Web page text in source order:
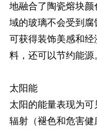
地融合了陶瓷熔块
域的玻璃不会受到
可获得装饰美感和
料，还可以节约能源
太阳能
太阳的能量表现为
辐射（褪色和危害健